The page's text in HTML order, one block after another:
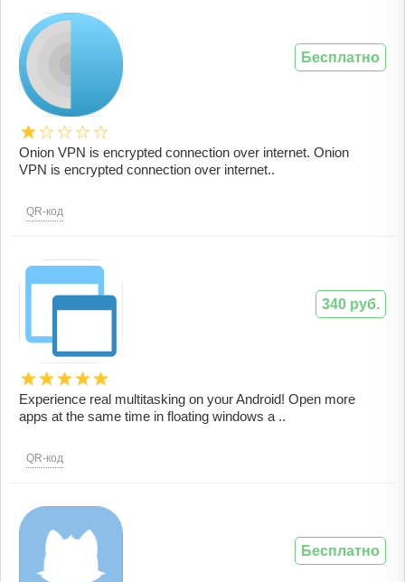
Onion VPN is encrypted connection over internet. Onion
VPN is encrypted connection over internet..
QR-код
Бесплатно
Experience real multitasking on your Android! Open more
apps at the same time in floating windows a ..
QR-код
340 руб.
Бесплатно